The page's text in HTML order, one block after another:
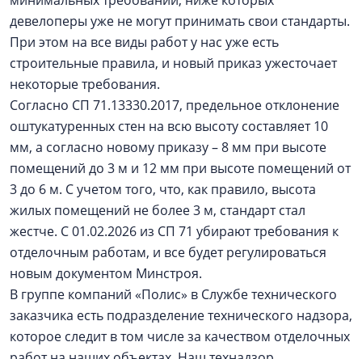
девелоперы уже не могут принимать свои стандарты.
При этом на все виды работ у нас уже есть
строительные правила, и новый приказ ужесточает
некоторые требования.
Согласно СП 71.13330.2017, предельное отклонение
оштукатуренных стен на всю высоту составляет 10
мм, а согласно новому приказу – 8 мм при высоте
помещений до 3 м и 12 мм при высоте помещений от
3 до 6 м. С учетом того, что, как правило, высота
жилых помещений не более 3 м, стандарт стал
жестче. С 01.02.2026 из СП 71 убирают требования к
отделочным работам, и все будет регулироваться
новым документом Минстроя.
В группе компаний «Полис» в Службе технического
заказчика есть подразделение технического надзора,
которое следит в том числе за качеством отделочных